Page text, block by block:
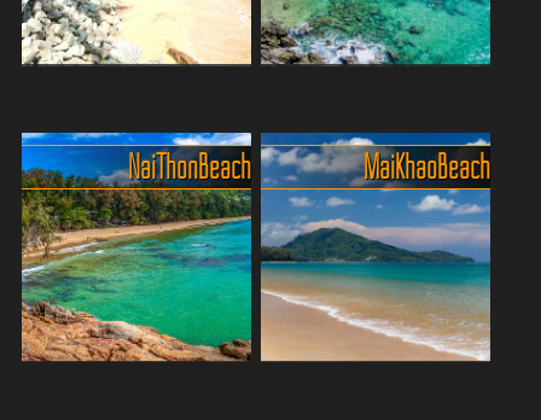
Phuket
Der Bang Tao Beach liegt im
Nordwesten von Phuket und
erstreckt sich über eine
Länge von etwa sechs
Kilometern. Er ist einer der
längsten Strände der ...
Erlebe den Banana Beach
auf Phuket – lange Zeit ein
echtes verstecktes Juwel
mit kristallklarem Wasser,
feinem, goldenem Sand und
üppiger tropischer V...
Nai Thon Beach Mai Khao Beach